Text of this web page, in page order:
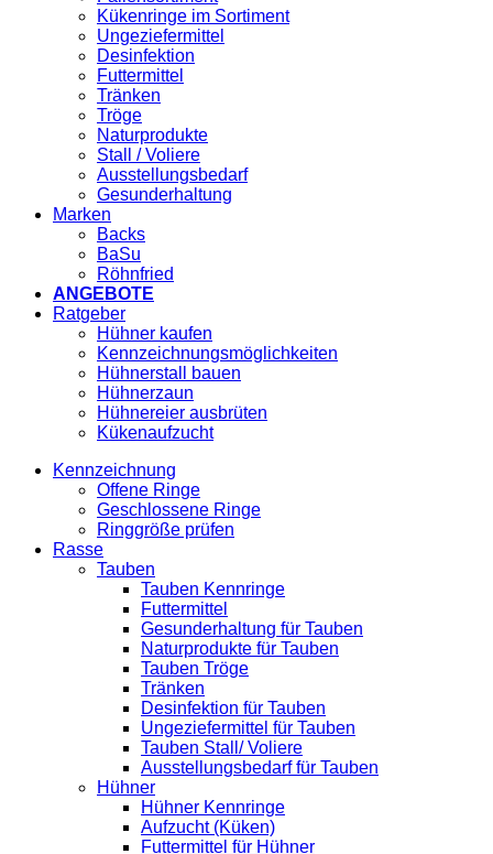
Kükenringe im Sortiment
Ungeziefermittel
Desinfektion
Futtermittel
Tränken
Tröge
Naturprodukte
Stall / Voliere
Ausstellungsbedarf
Gesunderhaltung
Marken
Backs
BaSu
Röhnfried
ANGEBOTE
Ratgeber
Hühner kaufen
Kennzeichnungsmöglichkeiten
Hühnerstall bauen
Hühnerzaun
Hühnereier ausbrüten
Kükenaufzucht
Kennzeichnung
Offene Ringe
Geschlossene Ringe
Ringgröße prüfen
Rasse
Tauben
Tauben Kennringe
Futtermittel
Gesunderhaltung für Tauben
Naturprodukte für Tauben
Tauben Tröge
Tränken
Desinfektion für Tauben
Ungeziefermittel für Tauben
Tauben Stall/ Voliere
Ausstellungsbedarf für Tauben
Hühner
Hühner Kennringe
Aufzucht (Küken)
Futtermittel für Hühner